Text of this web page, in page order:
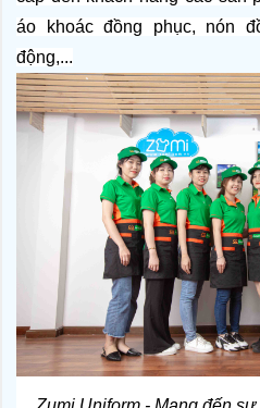
áo khoác đồng phục, nón
động,...